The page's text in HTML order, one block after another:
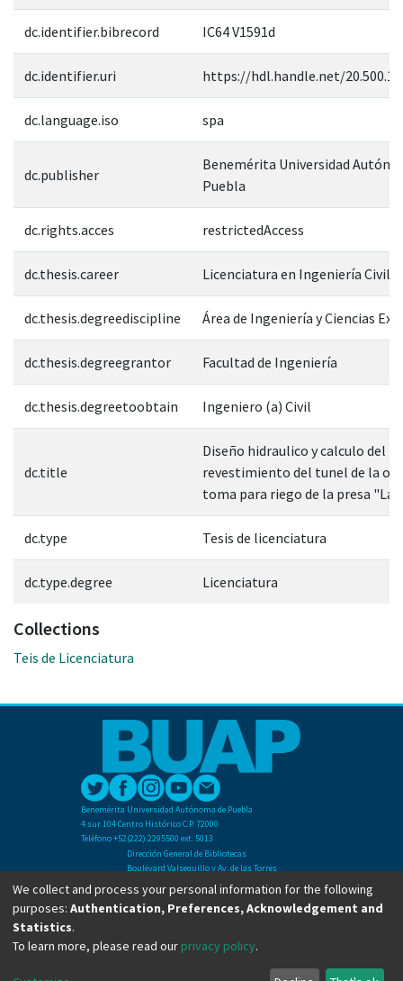
dc.identifier.bibrecord IC64 V1591d
dc.identifier.uri https://hdl.handle.net/
dc.language.iso spa
dc.publisher
Benemérita Universidad
Puebla
dc.rights.acces restrictedAccess
dc.thesis.career Licenciatura en Ingeniería Civil
dc.thesis.degreediscipline Área de Ingeniería y Ciencias
dc.thesis.degreegrantor Facultad de Ingeniería
dc.thesis.degreetoobtain Ingeniero (a) Civil
dc.title
Diseño hidraulico y calculo del
revestimiento del tunel de la
toma para riego de la presa "La
dc.type Tesis de licenciatura
dc.type.degree Licenciatura
Collections
Teis de Licenciatura
Benemérita Universidad Autónoma de Puebla
4 sur 104 Centro Histórico C.P. 72000
Teléfono +52(222) 2295500 ext. 5013
Dirección General de Bibliotecas
Boulevard Valsequillo y Av. de las Torres
Ciudad Universitaria. Col. San Manuel
C.P. 72570
Teléfono +52 (222) 2295500 Ext 2901
We collect and process your personal information for the following
purposes: Authentication, Preferences, Acknowledgement and
Statistics.
To learn more, please read our privacy policy.